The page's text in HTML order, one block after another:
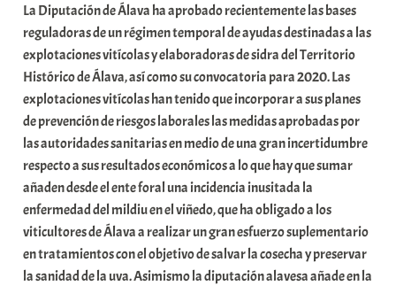
a
K
o
m
u
n
i
t
a
t
e
a
La Diputación de Álava ha aprobado recientemente las bases
reguladoras de un régimen temporal de ayudas destinadas a las
explotaciones vitícolas y elaboradoras de sidra del Territorio
Histórico de Álava, así como su convocatoria para 2020. Las
explotaciones vitícolas han tenido que incorporar a sus planes
de prevención de riesgos laborales las medidas aprobadas por
las autoridades sanitarias en medio de una gran incertidumbre
respecto a sus resultados económicos a lo que hay que sumar
añaden desde el ente foral una incidencia inusitada la
enfermedad del mildiu en el viñedo, que ha obligado a los
viticultores de Álava a realizar un gran esfuerzo suplementario
en tratamientos con el objetivo de salvar la cosecha y preservar
la sanidad de la uva. Asimismo la diputación alavesa añade en la